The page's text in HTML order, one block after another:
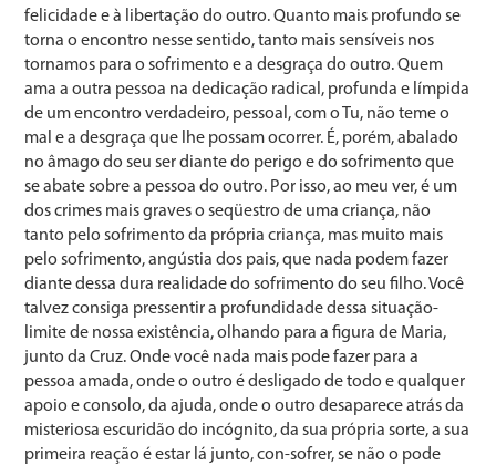
felicidade e à libertação do outro. Quanto mais profundo se
torna o encontro nesse sentido, tanto mais sensíveis nos
tornamos para o sofrimento e a desgraça do outro. Quem
ama a outra pessoa na dedicação radical, profunda e límpida
de um encontro verdadeiro, pessoal, com o Tu, não teme o
mal e a desgraça que lhe possam ocorrer. É, porém, abalado
no âmago do seu ser diante do perigo e do sofrimento que
se abate sobre a pessoa do outro. Por isso, ao meu ver, é um
dos crimes mais graves o seqüestro de uma criança, não
tanto pelo sofrimento da própria criança, mas muito mais
pelo sofrimento, angústia dos pais, que nada podem fazer
diante dessa dura realidade do sofrimento do seu filho. Você
talvez consiga pressentir a profundidade dessa situação-
limite de nossa existência, olhando para a figura de Maria,
junto da Cruz. Onde você nada mais pode fazer para a
pessoa amada, onde o outro é desligado de todo e qualquer
apoio e consolo, da ajuda, onde o outro desaparece atrás da
misteriosa escuridão do incógnito, da sua própria sorte, a sua
primeira reação é estar lá junto, con-sofrer, se não o pode